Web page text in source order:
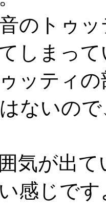
のトゥ
しまっ
ッティ
ないの
気が出
感じです